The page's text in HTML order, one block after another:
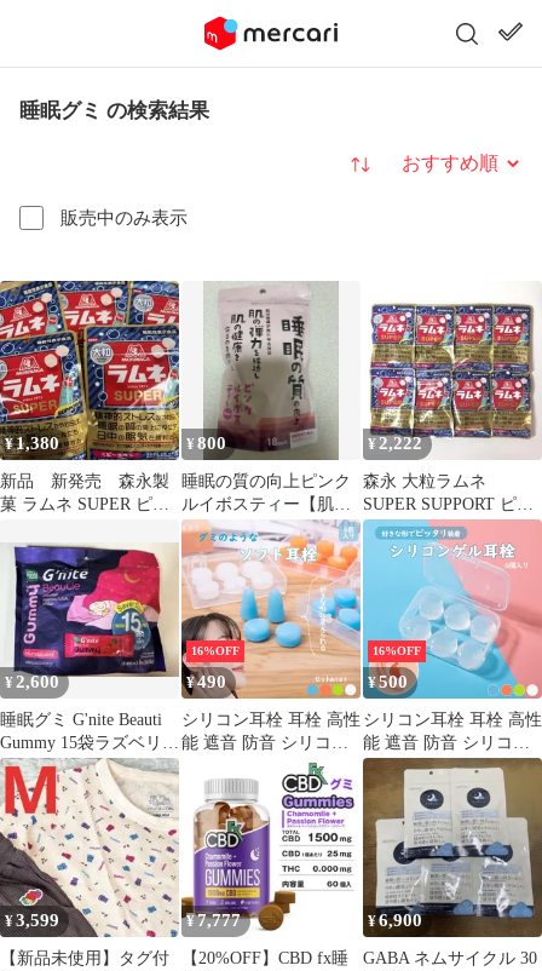
睡眠グミ の検索結果
販売中のみ表示
並び替え
¥1,380
新品 新発売 森永製
菓 ラムネ SUPER ピー
¥800
睡眠の質の向上ピンク
ルイボスティー【肌の
弾力 肌の健康助け
る】
¥2,222
森永 大粒ラムネ
SUPER SUPPORT ピー
チ味 8個セット
¥2,600
睡眠グミ G'nite Beauti
Gummy 15袋ラズベリー
味お得用1
16%OFF
¥490
シリコン耳栓 耳栓 高性
能 遮音 防音 シリコン
6個入り 完全遮音 水泳
洗える サーフィン 痛く
ない ライブ いびき 睡
眠 騒音 工事 スポーツ
アウトドア 勉強 学習
16%OFF
¥500
シリコン耳栓 耳栓 高性
能 遮音 防音 シリコン
6個入り 完全遮音 水泳
洗える サーフィン 痛く
ない ライブ いびき 睡
眠 騒音 工事 スポーツ
アウトドア 勉強 学習
¥3,599
【新品未使用】タグ付
¥7,777
【20%OFF】CBD fx睡
¥6,900
GABA ネムサイクル 30